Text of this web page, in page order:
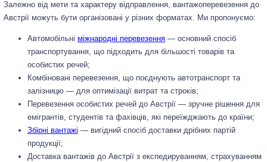
Залежно від мети та характеру відправлення, вантажоперевезення до
Австрії можуть бути організовані у різних форматах. Ми пропонуємо:
Автомобільні міжнародні перевезення — основний спосіб
транспортування, що підходить для більшості товарів та
особистих речей;
Комбіновані перевезення, що поєднують автотранспорт та
залізницю — для оптимізації витрат та строків;
Перевезення особистих речей до Австрії — зручне рішення для
емігрантів, студентів та фахівців, які переїжджають до країни;
Збірні вантажі — вигідний спосіб доставки дрібних партій
продукції;
Доставка вантажів до Австрії з експедируванням, страхуванням